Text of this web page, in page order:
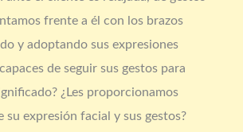
frente a él con los brazos
y adoptando sus expresiones
de seguir sus gestos para
¿Les proporcionamos
su expresión facial y sus gestos?